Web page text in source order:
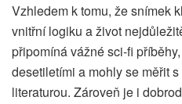
Vzhledem k tomu, že snímek
vnitřní logiku a život
připomíná vážné sci-fi
desetiletími a mohly se měřit
literaturou. Zároveň je i